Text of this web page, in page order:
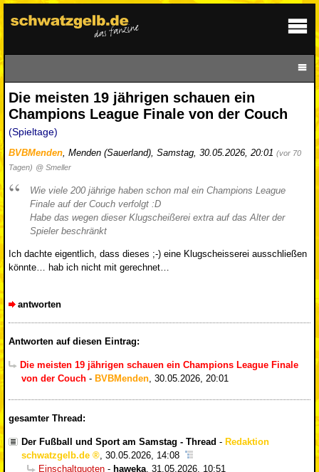
Die meisten 19 jährigen schauen ein
Champions League Finale von der Couch
(Spieltage)
BVBMenden, Menden (Sauerland), Samstag, 30.05.2026, 20:01 (vor 70
Tagen) @ Smeller
Wie viele 200 jährige haben schon mal ein Champions League
Finale auf der Couch verfolgt :D
Habe das wegen dieser Klugscheißerei extra auf das Alter der
Spieler beschränkt
Ich dachte eigentlich, dass dieses ;-) eine Klugscheisserei ausschließen
könnte… hab ich nicht mit gerechnet…
antworten
Antworten auf diesen Eintrag:
Die meisten 19 jährigen schauen ein Champions League Finale
von der Couch - BVBMenden, 30.05.2026, 20:01
gesamter Thread:
Der Fußball und Sport am Samstag - Thread - Redaktion
schwatzgelb.de
30.05.2026, 14:08
Einschaltquoten - haweka 31.05.2026, 10:51